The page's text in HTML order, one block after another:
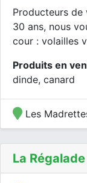
Producteurs de
30 ans, nous
cour : volailles
Produits en
dinde, canard
Les
La Régalade